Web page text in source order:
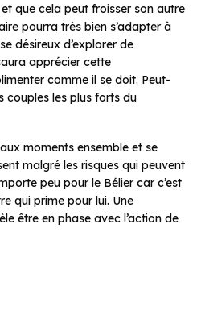
que cela peut froisser son autre
pourra très bien s’adapter à
désireux d’explorer de
apprécier cette
comme il se doit. Peut-
couples les plus forts du
moments ensemble et se
malgré les risques qui peuvent
peu pour le Bélier car c’est
qui prime pour lui. Une
être en phase avec l’action de